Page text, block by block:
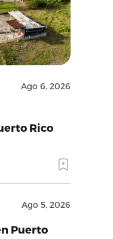
Ago 6, 2026
Rico
Ago 5, 2026
Puerto